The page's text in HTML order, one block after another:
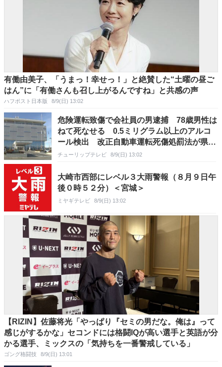
有働由美子、「うまっ！幸せっ！」と絶賛した“土曜の昼ご
はん”に「有働さんも召し上がるんですね」と共感の声
ハフポスト日本版 8/9(日) 13:02
危険運転致傷で会社員の男逮捕 78歳男性は
ねて死なせる 0.5ミリグラム以上のアルコ
ール検出 改正自動車運転死傷処罰法が県内
初適用 富山
チューリップテレビ 8/9(日) 13:02
大崎市西部にレベル３大雨警報（８月９日午
後０時５２分）＜宮城＞
ミヤギテレビ 8/9(日) 13:02
【RIZIN】佐藤将光「やっぱり『セミの男だな。俺は』って
感じがするかな」セコンドには格闘IQが高い選手と英語が分
かる選手、ミックスの「気持ちを一番警戒している」
ゴング格闘技 8/9(日) 13:01